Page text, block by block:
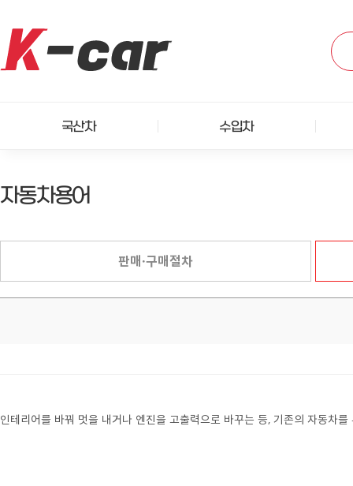
국산차 수입차
자동차용어
판매·구매절차
인테리어를 바꿔 멋을 내거나 엔진을 고출력으로 바꾸는 등, 기존의 자동차